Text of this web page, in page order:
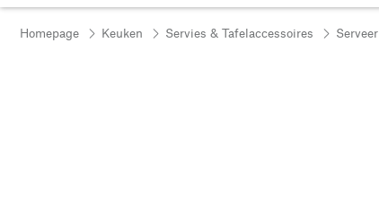
Homepage Keuken Servies & Tafelaccessoires Serveer